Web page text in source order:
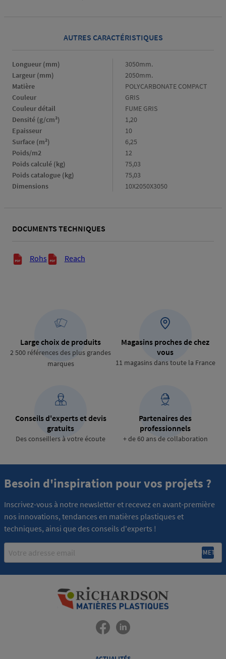
AUTRES CARACTÉRISTIQUES
Longueur (mm)
Longueur
(mm)
3050mm.
Largeur (mm)
Largeur
(mm)
2050mm.
Matière
Matière
POLYCARBONATE COMPACT
Couleur
Couleur
GRIS
Couleur détail
Couleur
détail
FUME GRIS
Densité (g/cm³)
Densité
(g/cm³)
1,20
Epaisseur
Epaisseur
10
Surface (m²)
Surface
(m²)
6,25
Poids/m2
Poids/m2
12
Poids calculé (kg)
Poids
calculé
(kg)
75,03
Poids catalogue (kg)
Poids
catalogue
(kg)
75,03
Dimensions
Dimensions
10X2050X3050
DOCUMENTS TECHNIQUES
Documents techniques
Rohs Reach
Large choix de produits
2 500 références des plus grandes
marques
Magasins proches de chez
vous
11 magasins dans toute la France
Conseils d'experts et devis
gratuits
Des conseillers à votre écoute
Partenaires des
professionnels
+ de 60 ans de collaboration
Besoin d'inspiration pour vos projets ?
Inscrivez-vous à notre newsletter et recevez en avant-première
nos innovations, tendances en matières plastiques et
techniques, ainsi que des conseils d'experts !
Email